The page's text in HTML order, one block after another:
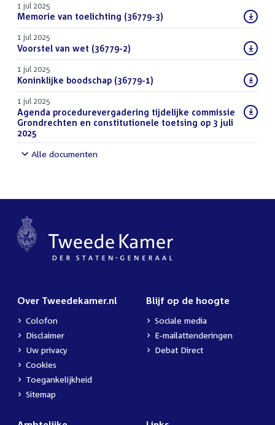
1 jul 2025
Download
bestand:
Memorie van toelichting (36779-3)
1 jul 2025
Download
bestand:
Voorstel van wet (36779-2)
1 jul 2025
Download
bestand:
Koninklijke boodschap (36779-1)
1 jul 2025
Download
bestand:
Agenda procedurevergadering tijdelijke commissie
Grondrechten en constitutionele toetsing op 3 juli
2025
Alle documenten
Over Tweedekamer.nl
Colofon
Disclaimer
Uw privacy
Cookies
Toegankelijkheid
Sitemap
Blijf op de hoogte
Sociale media
E-mailattenderingen
Debat Direct